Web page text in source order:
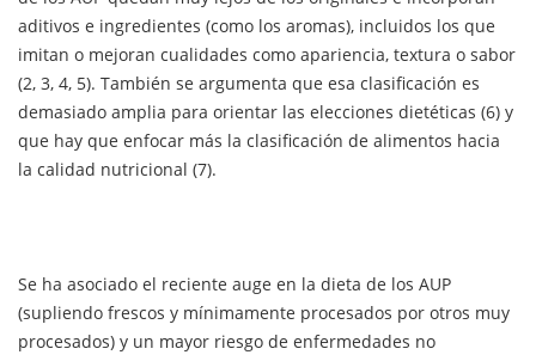
aditivos e ingredientes (como los aromas), incluidos los que
imitan o mejoran cualidades como apariencia, textura o sabor
(2, 3, 4, 5). También se argumenta que esa clasificación es
demasiado amplia para orientar las elecciones dietéticas (6) y
que hay que enfocar más la clasificación de alimentos hacia
la calidad nutricional (7).
Se ha asociado el reciente auge en la dieta de los AUP
(supliendo frescos y mínimamente procesados por otros muy
procesados) y un mayor riesgo de enfermedades no